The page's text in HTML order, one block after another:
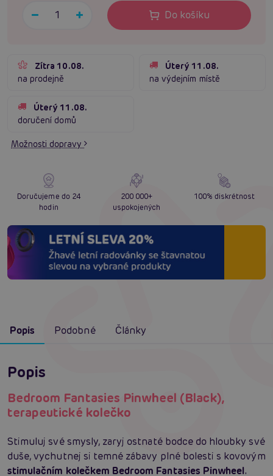
Do košíku
Zítra 10.08.
na prodejně
Úterý 11.08.
na výdejním místě
Úterý 11.08.
doručení domů
Možnosti dopravy
Doručujeme do 24
hodin
200 000+
uspokojených
100% diskrétnost
Popis Podobné Články
Popis
Bedroom Fantasies Pinwheel (Black),
terapeutické kolečko
Stimuluj své smysly, zaryj ostnaté bodce do hloubky své
duše, vychutnej si temné zábavy plné bolesti s kovovým
stimulačním kolečkem Bedroom Fantasies Pinwheel.